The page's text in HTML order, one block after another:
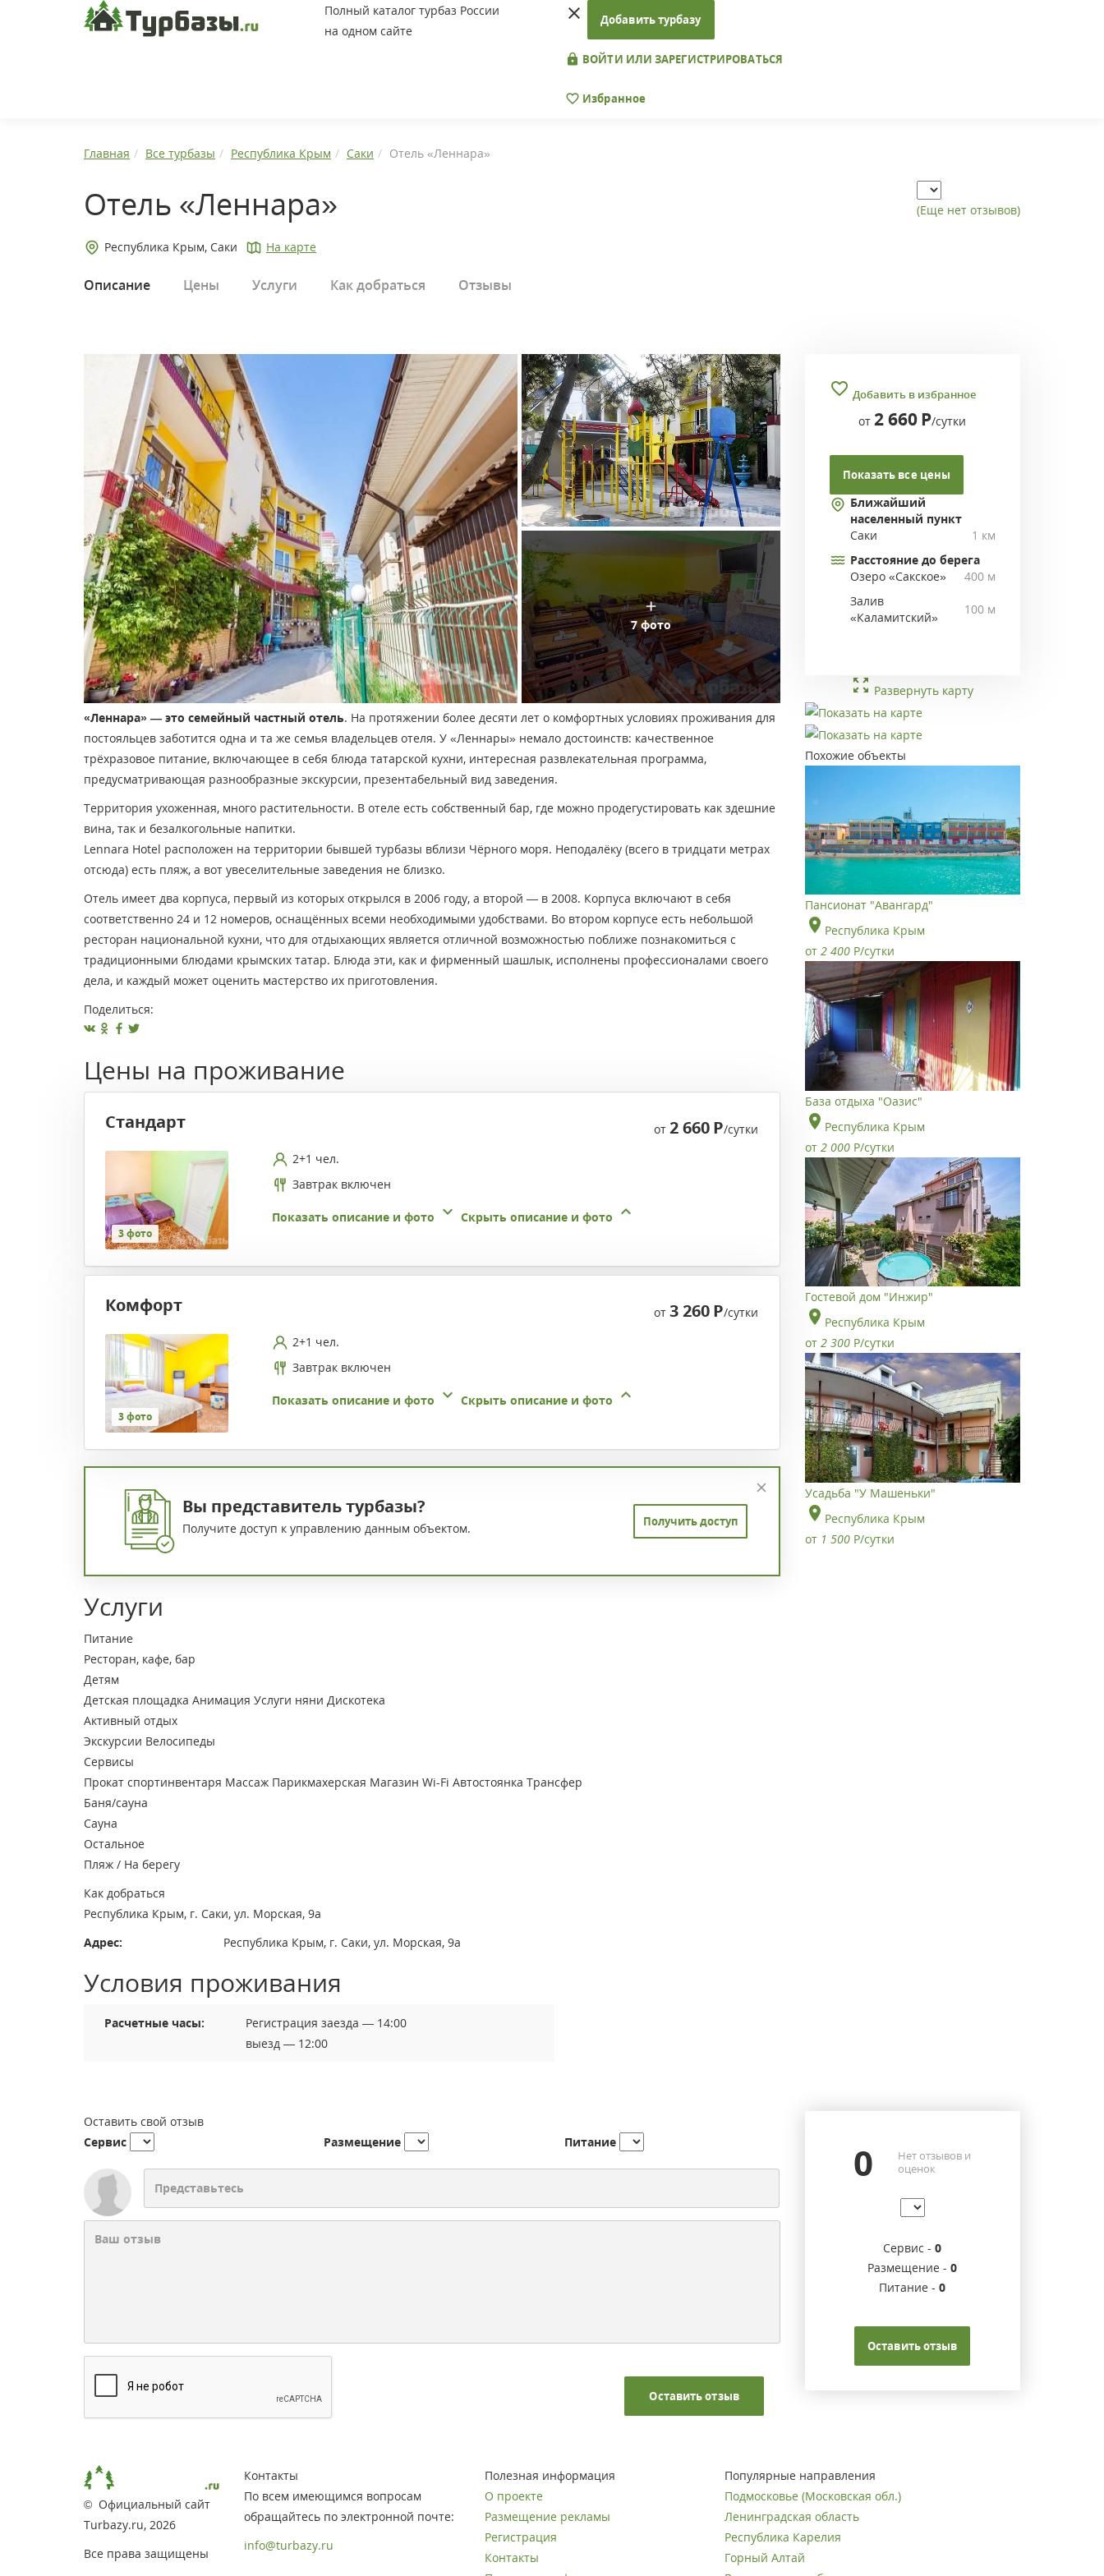
Полный каталог турбаз России
на одном сайте
Добавить турбазу
ВОЙТИ ИЛИ ЗАРЕГИСТРИРОВАТЬСЯ
Избранное
Главная Все турбазы Республика Крым Саки Отель «Леннара»
Отель «Леннара» (Еще нет отзывов)
Республика Крым, Саки На карте
Описание Цены Услуги Как добраться Отзывы
7 фото
«Леннара» — это семейный частный отель. На протяжении более десяти лет о комфортных условиях проживания для
постояльцев заботится одна и та же семья владельцев отеля. У «Леннары» немало достоинств: качественное
трёхразовое питание, включающее в себя блюда татарской кухни, интересная развлекательная программа,
предусматривающая разнообразные экскурсии, презентабельный вид заведения.
Территория ухоженная, много растительности. В отеле есть собственный бар, где можно продегустировать как здешние
вина, так и безалкогольные напитки.
Lennara Hotel расположен на территории бывшей турбазы вблизи Чёрного моря. Неподалёку (всего в тридцати метрах
отсюда) есть пляж, а вот увеселительные заведения не близко.
Отель имеет два корпуса, первый из которых открылся в 2006 году, а второй — в 2008. Корпуса включают в себя
соответственно 24 и 12 номеров, оснащённых всеми необходимыми удобствами. Во втором корпусе есть небольшой
ресторан национальной кухни, что для отдыхающих является отличной возможностью поближе познакомиться с
традиционными блюдами крымских татар. Блюда эти, как и фирменный шашлык, исполнены профессионалами своего
дела, и каждый может оценить мастерство их приготовления.
Поделиться:
Цены на проживание
Стандарт от2 660Р/сутки
3 фото
2+1 чел.
Завтрак включен
Показать описание и фото Скрыть описание и фото
Комфорт от3 260Р/сутки
3 фото
2+1 чел.
Завтрак включен
Показать описание и фото Скрыть описание и фото
Вы представитель турбазы?
Получите доступ к управлению данным объектом. Получить доступ
Услуги
Питание
Ресторан, кафе, бар
Детям
Детская площадка Анимация Услуги няни Дискотека
Активный отдых
Экскурсии Велосипеды
Сервисы
Прокат спортинвентаря Массаж Парикмахерская Магазин Wi-Fi Автостоянка Трансфер
Баня/сауна
Сауна
Остальное
Пляж / На берегу
Как добраться
Республика Крым, г. Саки, ул. Морская, 9а
Адрес:
Республика Крым, г. Саки, ул. Морская, 9а
Условия проживания
Расчетные часы:
Регистрация заезда — 14:00
выезд — 12:00
Добавить в избранное
от2 660 Р/сутки
Показать все цены
Ближайший
населенный пункт
Саки
1 км
Расстояние до берега
Озеро «Сакское»
400 м
Залив
«Каламитский»
100 м
Развернуть карту
Похожие объекты
Пансионат "Авангард"
Республика Крым
от 2 400 Р/сутки
База отдыха "Оазис"
Республика Крым
от 2 000 Р/сутки
Гостевой дом "Инжир"
Республика Крым
от 2 300 Р/сутки
Усадьба "У Машеньки"
Республика Крым
от 1 500 Р/сутки
Оставить свой отзыв
Сервис
Размещение Питание
Оставить отзыв
0
Нет отзывов и
оценок
Сервис -0
Размещение -0
Питание -0
Оставить отзыв
Популярные направления
Подмосковье (Московская обл.)
Ленинградская область
Республика Карелия
Горный Алтай
Полезная информация
О проекте
Размещение рекламы
Регистрация
Контакты
Контакты
По всем имеющимся вопросам
обращайтесь по электронной почте:
info@turbazy.ru
© Официальный сайт
Turbazy.ru, 2026
Все права защищены